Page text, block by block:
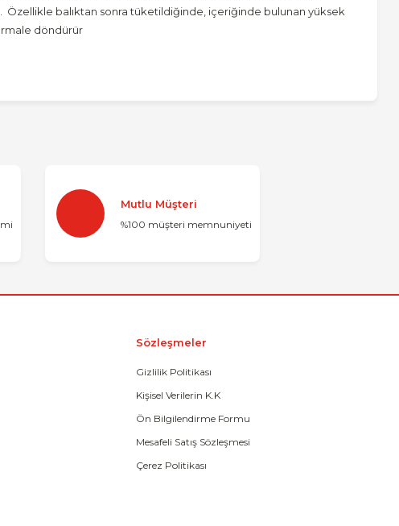
balıktan sonra tüketildiğinde, içeriğinde bulunan yüksek
döndürür
Mutlu Müşteri
%100 müşteri memnuniyeti
Sözleşmeler
Gizlilik Politikası
Kişisel Verilerin K.K
Ön Bilgilendirme Formu
Mesafeli Satış Sözleşmesi
Çerez Politikası